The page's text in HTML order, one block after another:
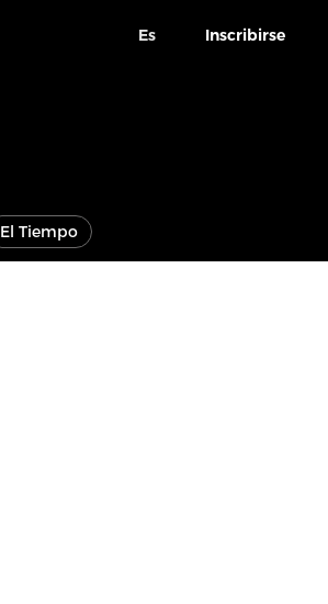
Es Inscribirse
El Tiempo